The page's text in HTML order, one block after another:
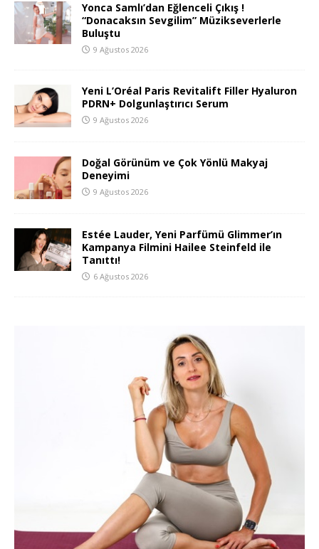
Yonca Samlı’dan Eğlenceli Çıkış !
“Donacaksın Sevgilim” Müzikseverlerle
Buluştu
9 Ağustos 2026
Yeni L’Oréal Paris Revitalift Filler Hyaluron
PDRN+ Dolgunlaştırıcı Serum
9 Ağustos 2026
Doğal Görünüm ve Çok Yönlü Makyaj
Deneyimi
9 Ağustos 2026
Estée Lauder, Yeni Parfümü Glimmer’ın
Kampanya Filmini Hailee Steinfeld ile
Tanıttı!
6 Ağustos 2026